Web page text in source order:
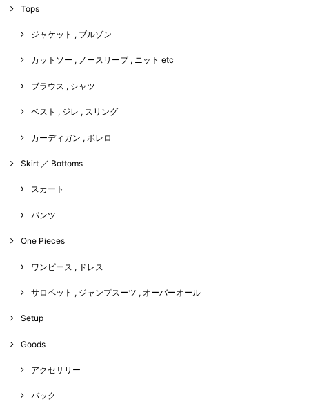
Tops
ジャケット , ブルゾン
カットソー , ノースリーブ , ニット etc
ブラウス , シャツ
ベスト , ジレ , スリング
カーディガン , ボレロ
Skirt ／ Bottoms
スカート
パンツ
One Pieces
ワンピース , ドレス
サロペット , ジャンプスーツ , オーバーオール
Setup
Goods
アクセサリー
バック